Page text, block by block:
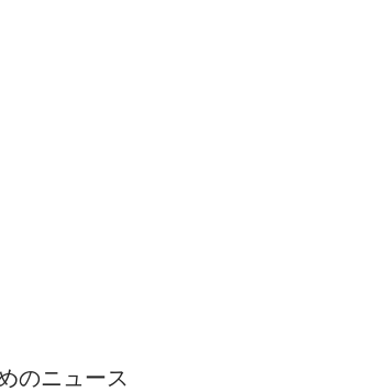
のニュース